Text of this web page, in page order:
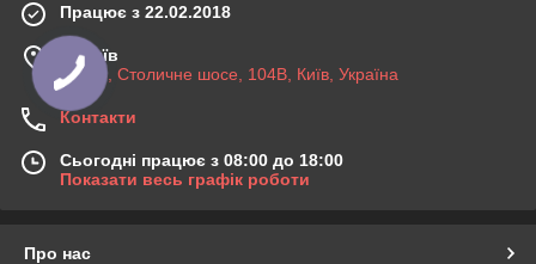
Працює з 22.02.2018
м. Київ
03045, Столичне шосе, 104B, Київ, Україна
Контакти
Сьогодні працює з 08:00 до 18:00
Показати весь графік роботи
Про нас